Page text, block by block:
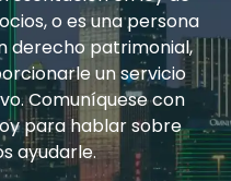
o es una persona
derecho patrimonial,
un servicio
Comuníquese con
para hablar sobre
ayudarle.